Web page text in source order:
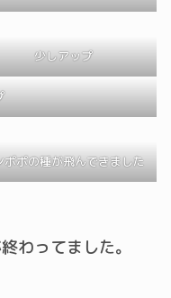
少しアップ
ポポの種が飛んできました
わってました。